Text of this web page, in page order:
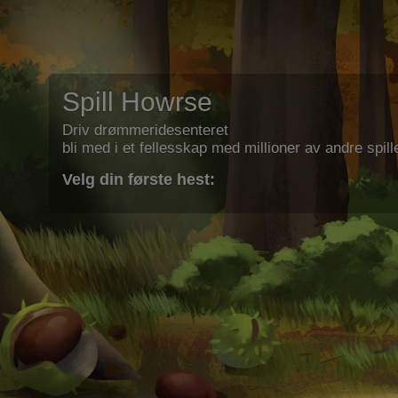
Spill Howrse
Driv drømmeridesenteret
bli med i et fellesskap med millioner av andre
Velg din første hest: